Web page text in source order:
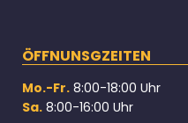
ÖFFNUNSGZEITEN
Mo.-Fr. 8:00-18:00 Uhr
Sa. 8:00-16:00 Uhr